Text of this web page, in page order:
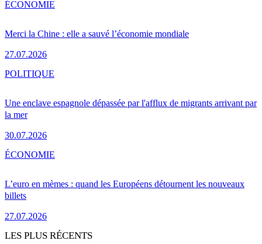
Merci la Chine : elle a sauvé l’économie mondiale
27.07.2026
ÉCONOMIE
Une enclave espagnole dépassée par l'afflux de migrants arrivant par
la mer
30.07.2026
POLITIQUE
L’euro en mèmes : quand les Européens détournent les nouveaux
billets
27.07.2026
ÉCONOMIE
LES PLUS RÉCENTS